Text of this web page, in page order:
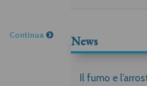
Continua News
Il fumo e